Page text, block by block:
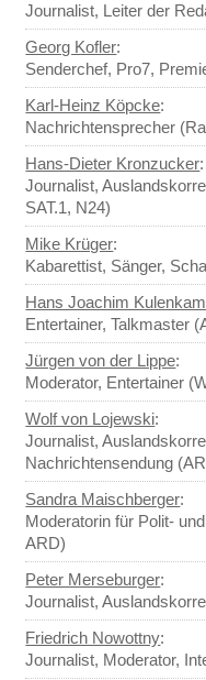
Journalist, Leiter der
Georg Kofler:
Senderchef, Pro7,
Karl-Heinz Köpcke:
Nachrichtensprecher
Hans-Dieter Kronzucker:
Journalist,
SAT.1, N24)
Mike Krüger:
Kabarettist, Sänger,
Hans Joachim
Entertainer, Talkmaster
Jürgen von der Lippe:
Moderator, Entertainer
Wolf von Lojewski:
Journalist,
Nachrichtensendung
Sandra Maischberger:
Moderatorin für Polit-
ARD)
Peter Merseburger:
Journalist,
Friedrich Nowottny:
Journalist, Moderator,